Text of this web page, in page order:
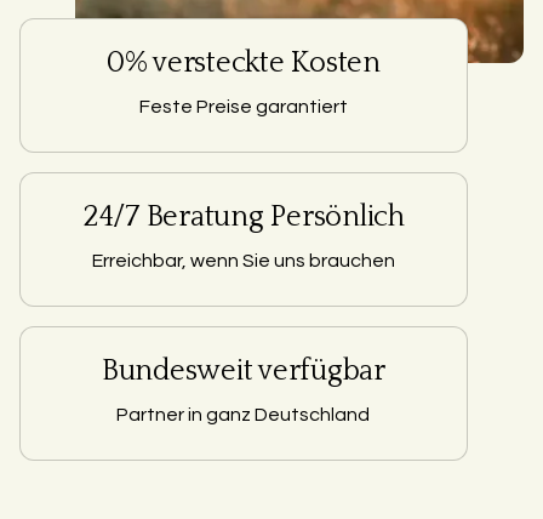
0% versteckte Kosten
Feste Preise garantiert
24/7 Beratung Persönlich
Erreichbar, wenn Sie uns brauchen
Bundesweit verfügbar
Partner in ganz Deutschland